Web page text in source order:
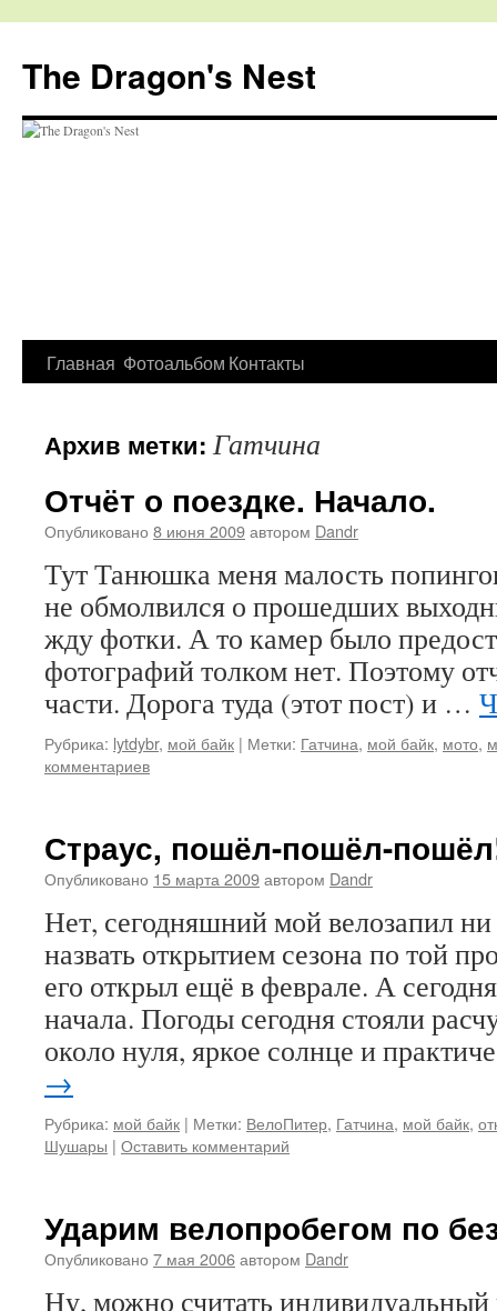
The Dragon's Nest
Перейти
содержимому
Главная Фотоальбом Контакты
Архив метки: Гатчина
Отчёт о поездке. Начало.
Опубликовано 8 июня 2009автором Dandr
Тут Танюшка меня малость
не обмолвился о прошедших
жду фотки. А то камер было
фотографий толком нет. Поэтому
части. Дорога туда (этот пост) и …
Рубрика: lytdybr, мой байк | Метки: Гатчина, мой байк, мото,
комментариев
Страус, пошёл-пошёл-
Опубликовано 15 марта 2009автором Dandr
Нет, сегодняшний мой велозапил ни
назвать открытием сезона по той
его открыл ещё в феврале. А
начала. Погоды сегодня стояли
около нуля, яркое солнце и
→
Рубрика: мой байк | Метки: ВелоПитер, Гатчина, мой байк,
Шушары | Оставить комментарий
Ударим велопробегом по
Опубликовано 7 мая 2006автором Dandr
Ну, можно считать